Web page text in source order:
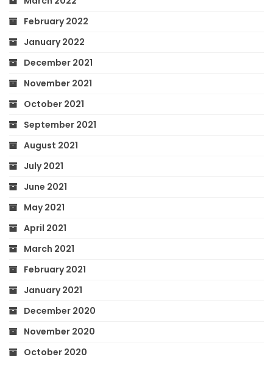
February 2022
January 2022
December 2021
November 2021
October 2021
September 2021
August 2021
July 2021
June 2021
May 2021
April 2021
March 2021
February 2021
January 2021
December 2020
November 2020
October 2020